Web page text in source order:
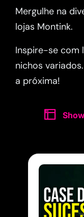
Mergulhe na
lojas Montink.
Inspire-se com
nichos
a próxima!